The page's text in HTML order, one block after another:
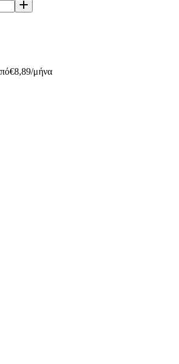
€8,89/μήνα